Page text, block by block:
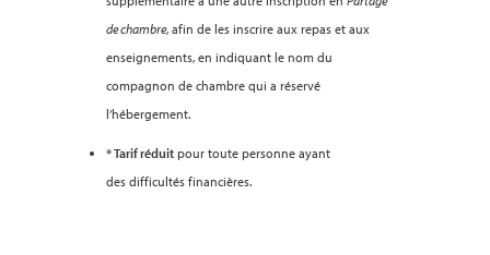
de chambre, afin de les inscrire aux repas et aux
enseignements, en indiquant le nom du
compagnon de chambre qui a réservé
l’hébergement.
* Tarif réduit pour toute personne ayant
des difficultés financières.